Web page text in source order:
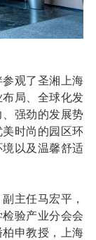
观了圣湘上海
局、全球化发
强劲的发展势
时尚的园区环
以及温馨舒适
主任马宏平，
验产业分会会
申教授，上海